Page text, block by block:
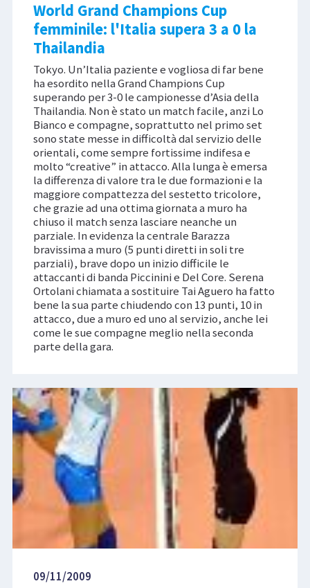
World Grand Champions Cup
femminile: l'Italia supera 3 a 0 la
Thailandia
Tokyo. Un’Italia paziente e vogliosa di far bene
ha esordito nella Grand Champions Cup
superando per 3-0 le campionesse d’Asia della
Thailandia. Non è stato un match facile, anzi Lo
Bianco e compagne, soprattutto nel primo set
sono state messe in difficoltà dal servizio delle
orientali, come sempre fortissime indifesa e
molto “creative” in attacco. Alla lunga è emersa
la differenza di valore tra le due formazioni e la
maggiore compattezza del sestetto tricolore,
che grazie ad una ottima giornata a muro ha
chiuso il match senza lasciare neanche un
parziale. In evidenza la centrale Barazza
bravissima a muro (5 punti diretti in soli tre
parziali), brave dopo un inizio difficile le
attaccanti di banda Piccinini e Del Core. Serena
Ortolani chiamata a sostituire Tai Aguero ha fatto
bene la sua parte chiudendo con 13 punti, 10 in
attacco, due a muro ed uno al servizio, anche lei
come le sue compagne meglio nella seconda
parte della gara.
09/11/2009